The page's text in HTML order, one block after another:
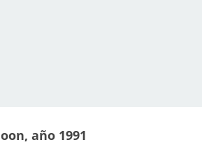
año 1991